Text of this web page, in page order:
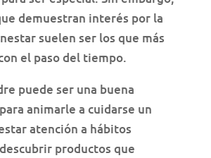
demuestran interés por la
suelen ser los que más
el paso del tiempo.
puede ser una buena
animarle a cuidarse un
atención a hábitos
productos que